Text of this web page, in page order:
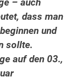
– auch
dass man
und
sollte.
auf den 03.,